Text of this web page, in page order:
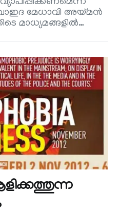
മേധാവി അയ്മന്‍
മാധ്യമങ്ങളില്‍…